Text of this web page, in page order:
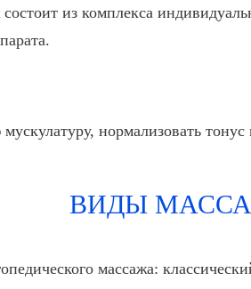
состоит из комплекса
нормализовать
ВИДЫ
массажа: